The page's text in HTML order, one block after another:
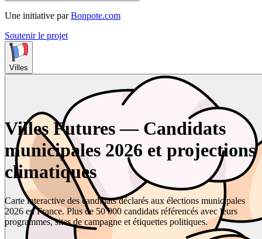
Une initiative par Bonpote.com
Soutenir le projet
Villes
Villes Futures — Candidats
municipales 2026 et projections
climatiques
Carte interactive des candidats déclarés aux élections municipales
2026 en France. Plus de 50 000 candidats référencés avec leurs
programmes, sites de campagne et étiquettes politiques.